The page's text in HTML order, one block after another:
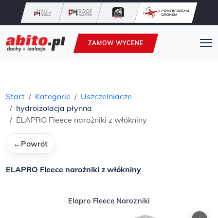
ZAMOW WYCENE
Start Kategorie
Uszczelniacze
hydroizolacja płynna
ELAPRO Fleece narożniki z włókniny
← Powrót
ELAPRO Fleece narożniki z włókniny
Elapro Fleece Narozniki